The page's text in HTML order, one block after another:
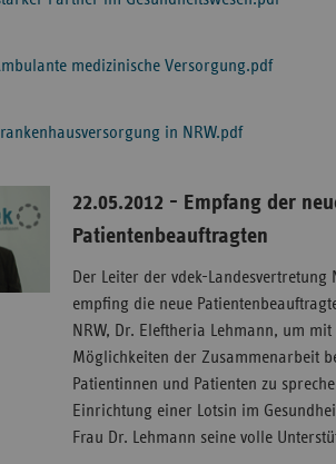
medizinische Versorgung.pdf
in NRW.pdf
22.05.2012 - Empfang der
Patientenbeauftragten
Der Leiter der vdek-Landesvertretung
empfing die neue
NRW, Dr. Eleftheria Lehmann, um
Möglichkeiten der Zusammenarbeit
Patientinnen und Patienten zu
Einrichtung einer Lotsin im
Frau Dr. Lehmann seine volle